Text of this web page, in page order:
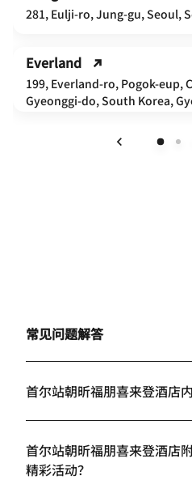
281, Eulji-ro, Jung-gu, Seoul,
Everland
199, Everland-ro, Pogok-eup,
Gyeonggi-do, South Korea,
常见问题解答
首尔站朝昕福朋喜来登酒店
首尔站朝昕福朋喜来登酒店
精彩活动？